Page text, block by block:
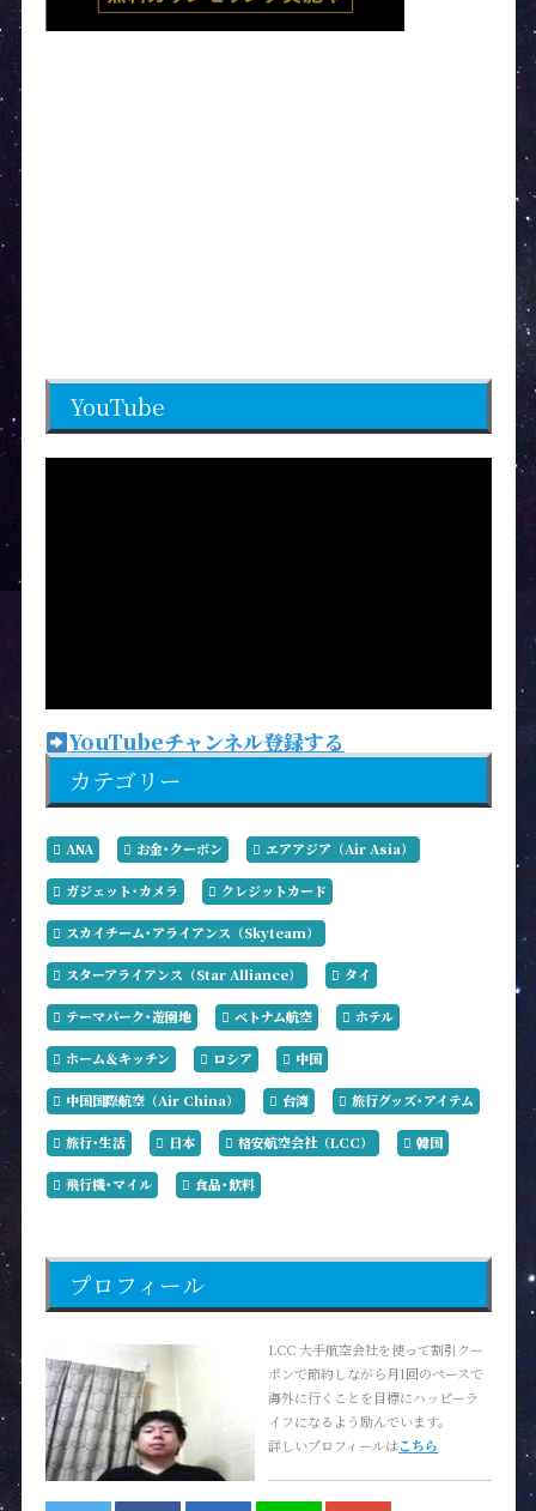
YouTube
YouTubeチャンネル登録する
カテゴリー
ANA お金･クーポン エアアジア（Air Asia）
ガジェット･カメラ クレジットカード
スカイチーム･アライアンス（Skyteam）
スターアライアンス（Star Alliance） タイ
テーマパーク･遊園地 ベトナム航空 ホテル
ホーム＆キッチン ロシア 中国
中国国際航空（Air China） 台湾 旅行グッズ･アイテム
旅行･生活 日本 格安航空会社（LCC） 韓国
飛行機･マイル 食品･飲料
プロフィール
LCC 大手航空会社を使って割引クー
ポンで節約しながら月1回のペースで
海外に行くことを目標にハッピーラ
イフになるよう励んでいます。
詳しいプロフィールはこちら